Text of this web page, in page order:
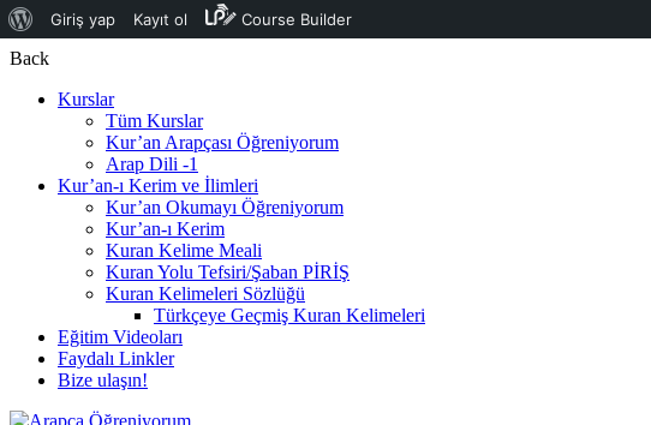
Giriş yap Kayıt ol Course Builder
Back
Kurslar
Tüm Kurslar
Kur’an Arapçası Öğreniyorum
Arap Dili -1
Kur’an-ı Kerim ve İlimleri
Kur’an Okumayı Öğreniyorum
Kur’an-ı Kerim
Kuran Kelime Meali
Kuran Yolu Tefsiri/Şaban PİRİŞ
Kuran Kelimeleri Sözlüğü
Türkçeye Geçmiş Kuran Kelimeleri
Eğitim Videoları
Faydalı Linkler
Bize ulaşın!